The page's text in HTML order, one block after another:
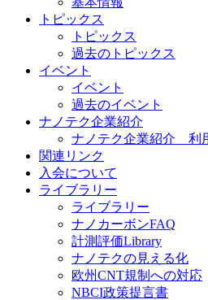
トピックス
トピックス
過去のトピックス
イベント
イベント
過去のイベント
ナノテク企業紹介
ナノテク企業紹介 利
関連リンク
入会について
ライブラリー
ライブラリー
ナノカーボンFAQ
計測評価Library
ナノテクの見える化
欧州CNT規制への対応
NBCI政策提言書